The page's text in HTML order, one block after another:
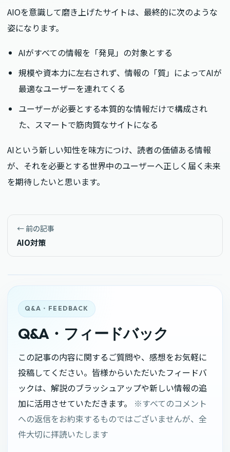
AIOを意識して磨き上げたサイトは、最終的に次のような
姿になります。
AIがすべての情報を「発見」の対象とする
規模や資本力に左右されず、情報の「質」によってAIが
最適なユーザーを連れてくる
ユーザーが必要とする本質的な情報だけで構成され
た、スマートで筋肉質なサイトになる
AIという新しい知性を味方につけ、読者の価値ある情報
が、それを必要とする世界中のユーザーへ正しく届く未来
を期待したいと思います。
← 前の記事
AIO対策
Q&A・フィードバック
この記事の内容に関するご質問や、感想をお気軽に
投稿してください。皆様からいただいたフィードバ
ックは、解説のブラッシュアップや新しい情報の追
加に活用させていただきます。 ※すべてのコメント
への返信をお約束するものではございませんが、全
件大切に拝読いたします